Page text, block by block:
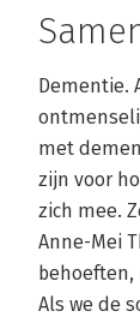
Dementie.
met
zijn voor
zich mee.
Anne-Mei
Als we de